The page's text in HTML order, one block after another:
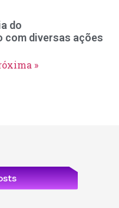
do
com diversas ações
»